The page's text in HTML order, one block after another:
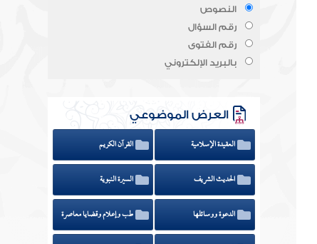
النصوص
رقم السؤال
رقم الفتوى
بالبريد الإلكتروني
العرض الموضوعي
العقيدة الإسلامية القرآن الكريم
الحديث الشريف السيرة النبوية
الدعوة ووسائلها طب وإعلام وقضايا معاصرة